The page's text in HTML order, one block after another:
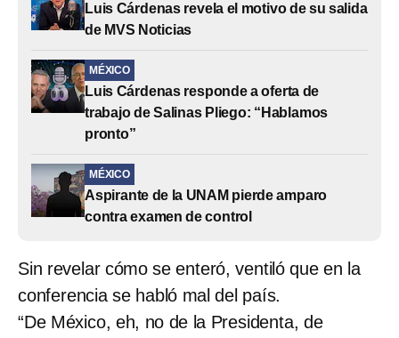
Luis Cárdenas revela el motivo de su salida
de MVS Noticias
MÉXICO
Luis Cárdenas responde a oferta de
trabajo de Salinas Pliego: “Hablamos
pronto”
MÉXICO
Aspirante de la UNAM pierde amparo
contra examen de control
Sin revelar cómo se enteró, ventiló que en la
conferencia se habló mal del país.
“De México, eh, no de la Presidenta, de